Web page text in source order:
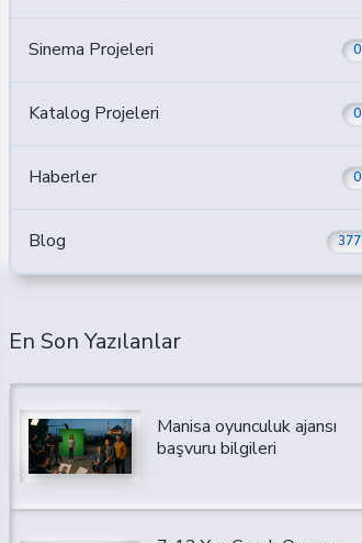
Sinema Projeleri 0
Katalog Projeleri 0
Haberler 0
Blog 377
En Son Yazılanlar
Manisa oyunculuk ajansı
başvuru bilgileri